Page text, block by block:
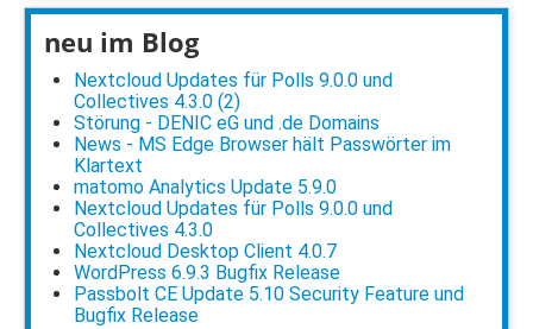
neu im Blog
Nextcloud Updates für Polls 9.0.0 und
Collectives 4.3.0 (2)
Störung - DENIC eG und .de Domains
News - MS Edge Browser hält Passwörter im
Klartext
matomo Analytics Update 5.9.0
Nextcloud Updates für Polls 9.0.0 und
Collectives 4.3.0
Nextcloud Desktop Client 4.0.7
WordPress 6.9.3 Bugfix Release
Passbolt CE Update 5.10 Security Feature und
Bugfix Release